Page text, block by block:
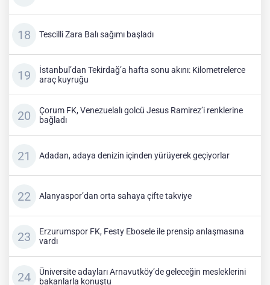
Tescilli Zara Balı sağımı başladı
İstanbul’dan Tekirdağ’a hafta sonu akını: Kilometrelerce
araç kuyruğu
Çorum FK, Venezuelalı golcü Jesus Ramirez’i renklerine
bağladı
Adadan, adaya denizin içinden yürüyerek geçiyorlar
Alanyaspor’dan orta sahaya çifte takviye
Erzurumspor FK, Festy Ebosele ile prensip anlaşmasına
vardı
Üniversite adayları Arnavutköy’de geleceğin mesleklerini
bakanlarla konuştu